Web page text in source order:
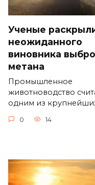
Ученые
неожиданного
виновника
метана
Промышленное
животноводство
одним из
0 14